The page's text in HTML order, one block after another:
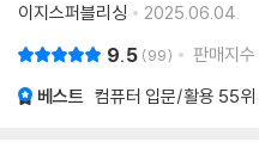
이지스퍼블리싱
2025.06.04.
9.5 99 판매지수
베스트 컴퓨터 입문/활용 55위